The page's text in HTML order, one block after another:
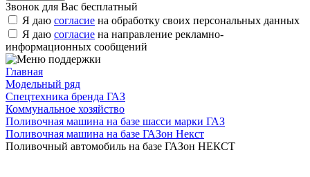
Звонок для Вас бесплатный
Я даю согласие на обработку своих персональных данных
Я даю согласие на направление рекламно-
информационных сообщений
Главная
Модельный ряд
Спецтехника бренда ГАЗ
Коммунальное хозяйство
Поливочная машина на базе шасси марки ГАЗ
Поливочная машина на базе ГАЗон Некст
Поливочный автомобиль на базе ГАЗон НЕКСТ